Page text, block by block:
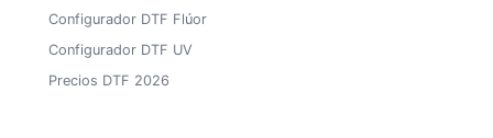
Configurador DTF Flúor
Configurador DTF UV
Precios DTF 2026